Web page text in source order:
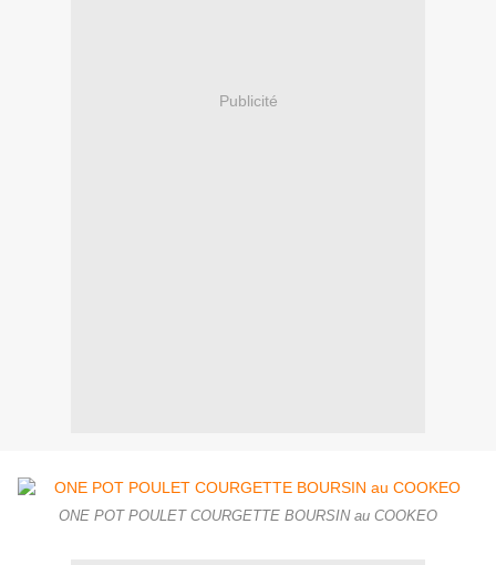
Publicité
ONE POT POULET COURGETTE BOURSIN au COOKEO